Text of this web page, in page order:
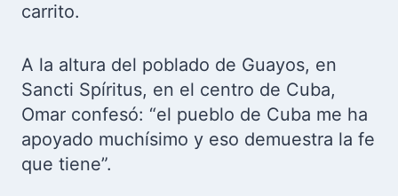
carrito.
A la altura del poblado de Guayos, en
Sancti Spíritus, en el centro de Cuba,
Omar confesó: “el pueblo de Cuba me ha
apoyado muchísimo y eso demuestra la fe
que tiene”.